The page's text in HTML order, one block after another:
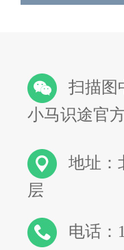
扫描图
小马识途官
地址：
层
电话：